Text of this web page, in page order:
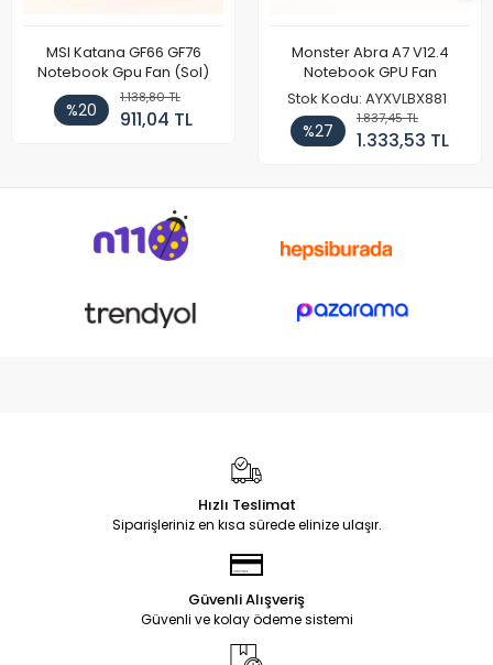
MSI Katana GF66 GF76
Notebook Gpu Fan (Sol)
%20
1.138,80 TL
911,04 TL
Monster Abra A7 V12.4
Notebook GPU Fan
Stok Kodu: AYXVLBX881
%27
1.837,45 TL
1.333,53 TL
Hızlı Teslimat
Siparişleriniz en kısa sürede elinize ulaşır.
Güvenli Alışveriş
Güvenli ve kolay ödeme sistemi